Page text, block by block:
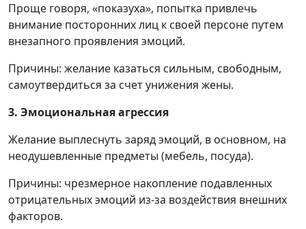
Проще говоря, «показуха», попытка привлечь
внимание посторонних лиц к своей персоне путем
внезапного проявления эмоций.
Причины: желание казаться сильным, свободным,
самоутвердиться за счет унижения жены.
3. Эмоциональная агрессия
Желание выплеснуть заряд эмоций, в основном, на
неодушевленные предметы (мебель, посуда).
Причины: чрезмерное накопление подавленных
отрицательных эмоций из-за воздействия внешних
факторов.